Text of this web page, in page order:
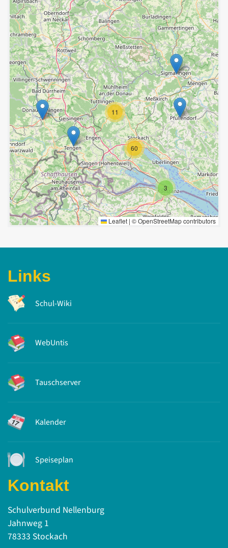
3
11
60
Leaflet | ©OpenStreetMapcontributors
Links
Schul-Wiki
WebUntis
Tauschserver
Kalender
Speiseplan
Kontakt
Schulverbund Nellenburg
Jahnweg 1
78333 Stockach